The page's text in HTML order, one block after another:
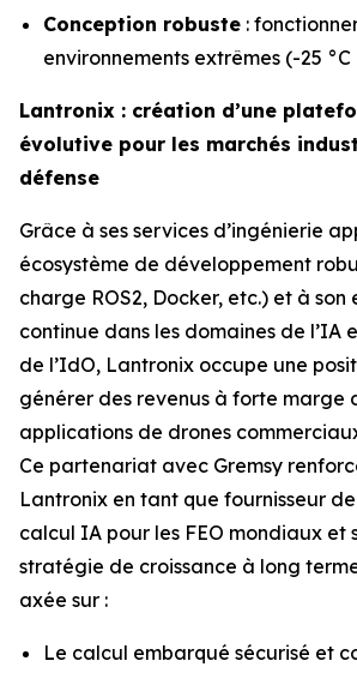
Conception robuste :
environnements extrêmes (-25 °C
Lantronix : création d’une
évolutive pour les marchés
défense
Grâce à ses services d’ingénierie
écosystème de développement
charge ROS2, Docker, etc.) et à son
continue dans les domaines de l’IA
de l’IdO, Lantronix occupe une
générer des revenus à forte marge
applications de drones
Ce partenariat avec Gremsy
Lantronix en tant que fournisseur
calcul IA pour les FEO mondiaux et
stratégie de croissance à long
axée sur :
Le calcul embarqué sécurisé et